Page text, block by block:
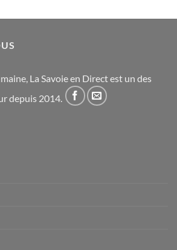
La Savoie en Direct est un des
depuis 2014.